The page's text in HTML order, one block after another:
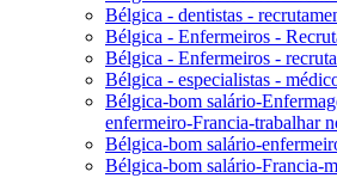
Bélgica - dentistas -
Bélgica - Enfermeiros -
Bélgica - Enfermeiros -
Bélgica - especialistas -
Bélgica-bom salário-
enfermeiro-Francia-trabalhar
Bélgica-bom salário-
Bélgica-bom salário-Francia-